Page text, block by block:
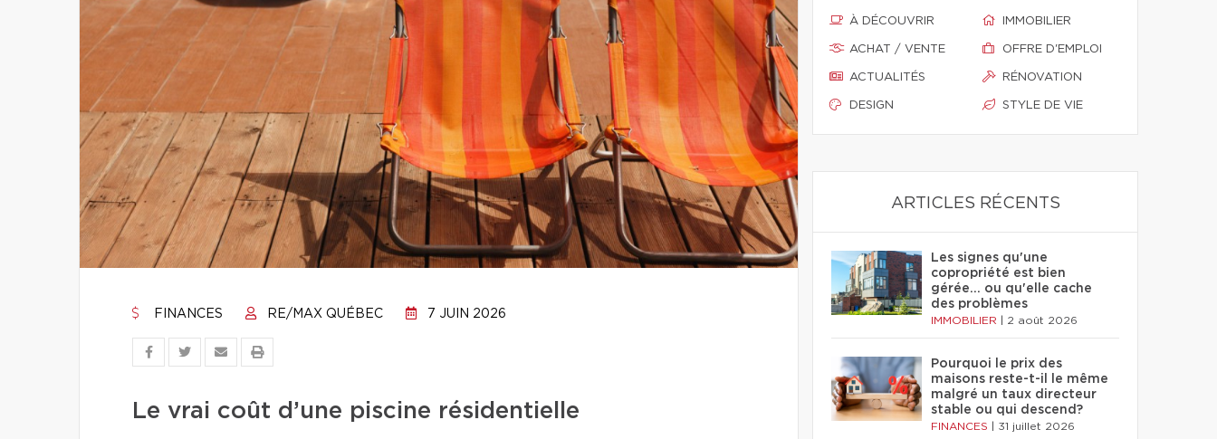
FINANCES RE/MAX QUÉBEC 7 JUIN 2026
Le vrai coût d’une piscine résidentielle
À DÉCOUVRIR
ACHAT / VENTE
ACTUALITÉS
DESIGN
IMMOBILIER
OFFRE D'EMPLOI
RÉNOVATION
STYLE DE VIE
ARTICLES RÉCENTS
Les signes qu'une
copropriété est bien
gérée… ou qu'elle cache
des problèmes
IMMOBILIER 2 août 2026
Pourquoi le prix des
maisons reste-t-il le même
malgré un taux directeur
stable ou qui descend?
FINANCES 31 juillet 2026